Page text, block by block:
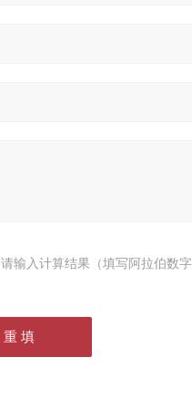
请输入计算结果（填写阿拉伯数